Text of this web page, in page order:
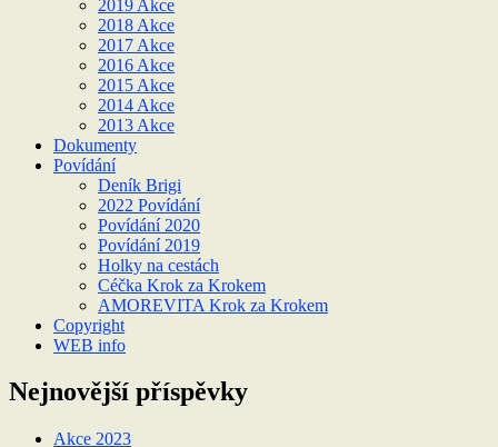
2019 Akce
2018 Akce
2017 Akce
2016 Akce
2015 Akce
2014 Akce
2013 Akce
Dokumenty
Povídání
Deník Brigi
2022 Povídání
Povídání 2020
Povídání 2019
Holky na cestách
Céčka Krok za Krokem
AMOREVITA Krok za Krokem
Copyright
WEB info
Nejnovější příspěvky
Akce 2023